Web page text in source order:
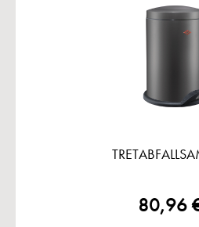
80,96